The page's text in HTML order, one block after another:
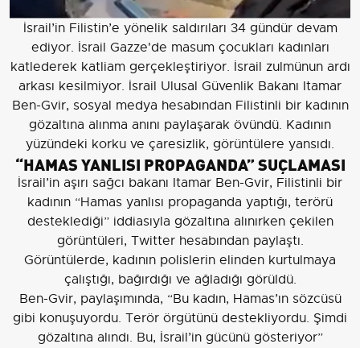
İsrail’in Filistin’e yönelik saldırıları 34 gündür devam
ediyor. İsrail Gazze'de masum çocukları kadınları
katlederek katliam gerçekleştiriyor. İsrail zulmünun ardı
arkası kesilmiyor. İsrail Ulusal Güvenlik Bakanı Itamar
Ben-Gvir, sosyal medya hesabından Filistinli bir kadının
gözaltına alınma anını paylaşarak övündü. Kadının
yüzündeki korku ve çaresizlik, görüntülere yansıdı.
“HAMAS YANLISI PROPAGANDA” SUÇLAMASI
İsrail’in aşırı sağcı bakanı Itamar Ben-Gvir, Filistinli bir
kadının “Hamas yanlısı propaganda yaptığı, terörü
desteklediği” iddiasıyla gözaltına alınırken çekilen
görüntüleri, Twitter hesabından paylaştı.
Görüntülerde, kadının polislerin elinden kurtulmaya
çalıştığı, bağırdığı ve ağladığı görüldü.
Ben-Gvir, paylaşımında, “Bu kadın, Hamas’ın sözcüsü
gibi konuşuyordu. Terör örgütünü destekliyordu. Şimdi
gözaltına alındı. Bu, İsrail’in gücünü gösteriyor”